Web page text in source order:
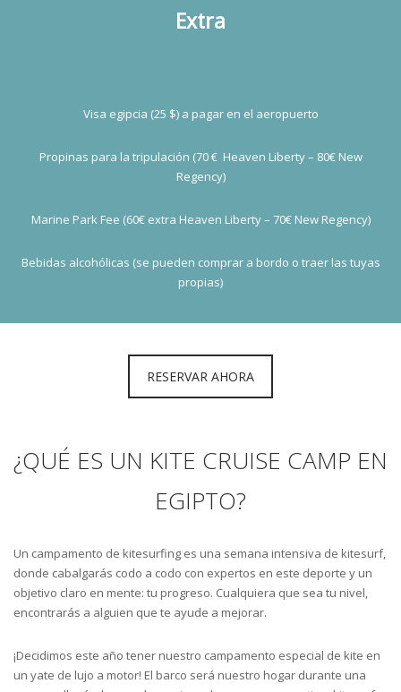
Extra
Visa egipcia (25 $) a pagar en el aeropuerto
Propinas para la tripulación (70 € Heaven Liberty – 80€ New
Regency)
Marine Park Fee (60€ extra Heaven Liberty – 70€ New Regency)
Bebidas alcohólicas (se pueden comprar a bordo o traer las tuyas
propias)
RESERVAR AHORA
¿QUÉ ES UN KITE CRUISE CAMP EN
EGIPTO?
Un campamento de kitesurfing es una semana intensiva de kitesurf,
donde cabalgarás codo a codo con expertos en este deporte y un
objetivo claro en mente: tu progreso. Cualquiera que sea tu nivel,
encontrarás a alguien que te ayude a mejorar.
¡Decidimos este año tener nuestro campamento especial de kite en
un yate de lujo a motor! El barco será nuestro hogar durante una